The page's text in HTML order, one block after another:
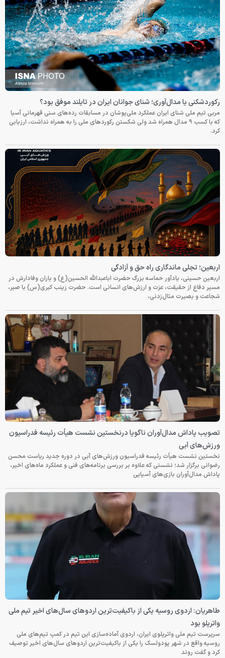
رکوردشکنی یا مدال‌آوری؛ شنای جوانان ایران در تایلند موفق بود؟
مربی تیم ملی شنای ایران عملکرد ملی‌پوشان در مسابقات رده‌های سنی قهرمانی آسیا
که با کسب ۹ مدال همراه شد ولی شکستن رکوردهای ملی را به همراه نداشت، ارزیابی
کرد.
اربعین؛ تجلی ماندگاری راه حق و آزادگی
اربعین حسینی، یادآور حماسه بزرگ حضرت اباعبدالله الحسین(ع) و یاران وفادارش در
مسیر دفاع از حقیقت، عزت و ارزش‌های انسانی است. حضرت زینب کبری(س) با صبر،
شجاعت و بصیرت مثال‌زدنی،
تصویب پاداش مدال‌آوران ناگویا درنخستین نشست هیأت رئیسه فدراسیون
ورزش‌های آبی
نخستین نشست هیأت رئیسه فدراسیون ورزش‌های آبی در دوره جدید ریاست محسن
رضوانی برگزار شد؛ نشستی که علاوه بر بررسی برنامه‌های فنی و عملکرد ماه‌های اخیر،
پاداش مدال‌آوران بازی‌های آسیایی
طاهریان: اردوی روسیه یکی از باکیفیت‌ترین اردوهای سال‌های اخیر تیم ملی
واترپلو بود
سرپرست تیم ملی واترپلوی ایران، اردوی آماده‌سازی این تیم در کمپ تیم‌های ملی
روسیه واقع در شهر پودولسک را یکی از باکیفیت‌ترین اردوهای سال‌های اخیر توصیف
کرد و گفت روند